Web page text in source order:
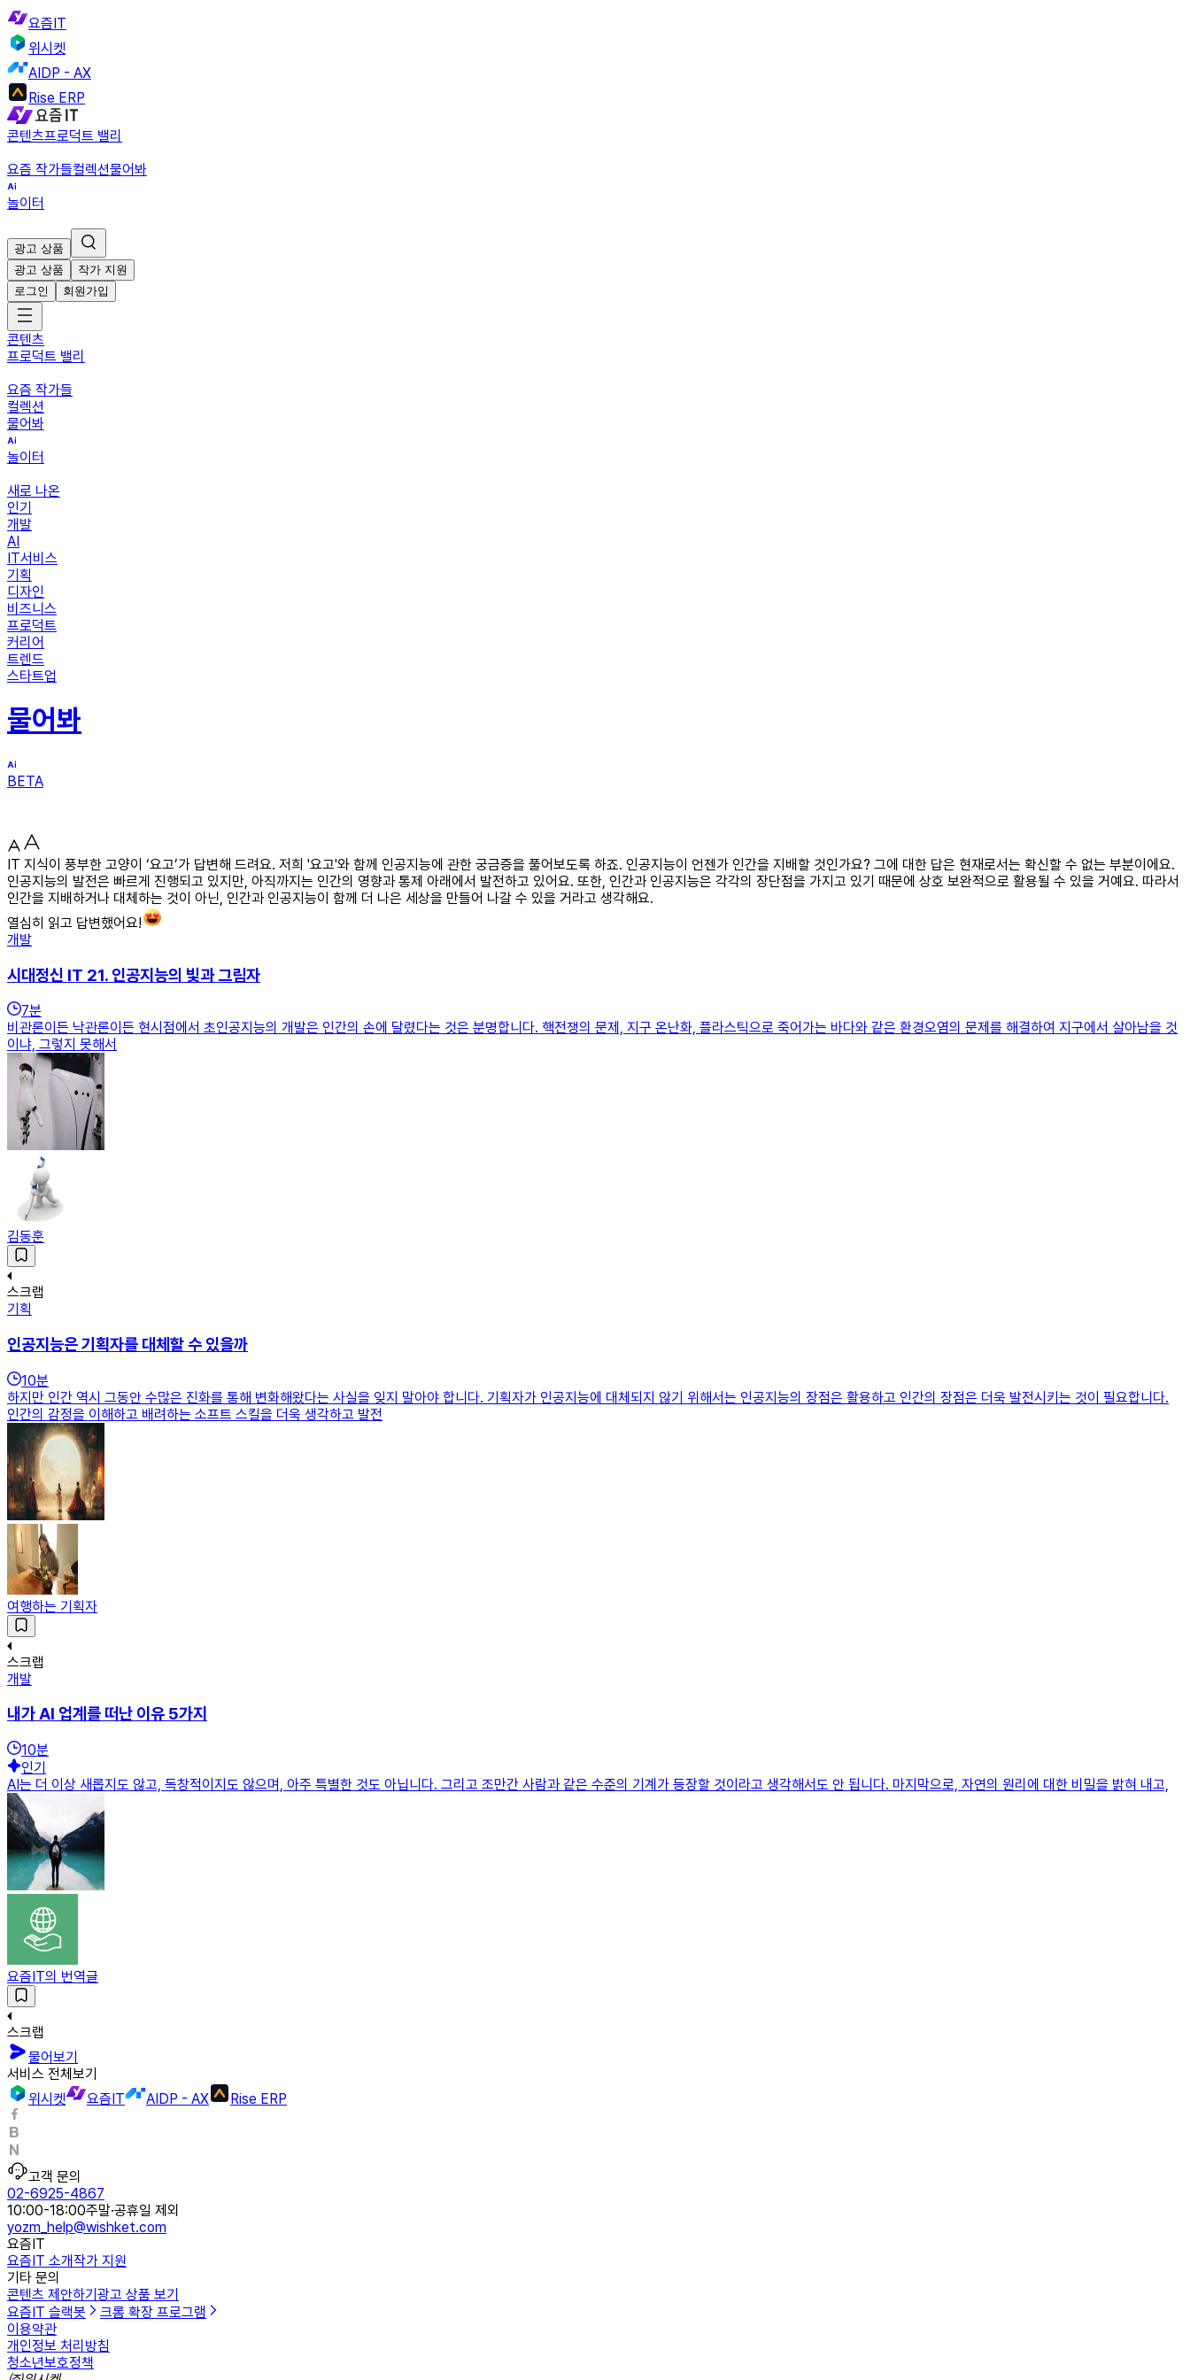
요즘IT
위시켓
AIDP - AX
Rise ERP
콘텐츠프로덕트 밸리
요즘 작가들컬렉션물어봐
놀이터
광고 상품
광고 상품
작가 지원
로그인
회원가입
콘텐츠
프로덕트 밸리
요즘 작가들
컬렉션
물어봐
놀이터
새로 나온
인기
개발
AI
IT서비스
기획
디자인
비즈니스
프로덕트
커리어
트렌드
스타트업
물어봐
BETA
IT 지식이 풍부한 고양이 ‘요고’가 답변해 드려요. 저희 '요고'와 함께 인공지능에 관한 궁금증을 풀어보도록 하죠. 인공지능이 언젠가 인간을 지배할 것인가요? 그에 대한 답은 현재로서는 확신할 수 없는 부분이에요.
인공지능의 발전은 빠르게 진행되고 있지만, 아직까지는 인간의 영향과 통제 아래에서 발전하고 있어요. 또한, 인간과 인공지능은 각각의 장단점을 가지고 있기 때문에 상호 보완적으로 활용될 수 있을 거예요. 따라서
인간을 지배하거나 대체하는 것이 아닌, 인간과 인공지능이 함께 더 나은 세상을 만들어 나갈 수 있을 거라고 생각해요.
열심히 읽고 답변했어요!
개발
시대정신 IT 21. 인공지능의 빛과 그림자
7분
비관론이든 낙관론이든 현시점에서 초인공지능의 개발은 인간의 손에 달렸다는 것은 분명합니다. 핵전쟁의 문제, 지구 온난화, 플라스틱으로 죽어가는 바다와 같은 환경오염의 문제를 해결하여 지구에서 살아남을 것
이냐, 그렇지 못해서
김동훈
스크랩
기획
인공지능은 기획자를 대체할 수 있을까
10분
하지만 인간 역시 그동안 수많은 진화를 통해 변화해왔다는 사실을 잊지 말아야 합니다. 기획자가 인공지능에 대체되지 않기 위해서는 인공지능의 장점은 활용하고 인간의 장점은 더욱 발전시키는 것이 필요합니다.
인간의 감정을 이해하고 배려하는 소프트 스킬을 더욱 생각하고 발전
여행하는 기획자
스크랩
개발
내가 AI 업계를 떠난 이유 5가지
10분
인기
AI는 더 이상 새롭지도 않고, 독창적이지도 않으며, 아주 특별한 것도 아닙니다. 그리고 조만간 사람과 같은 수준의 기계가 등장할 것이라고 생각해서도 안 됩니다. 마지막으로, 자연의 원리에 대한 비밀을 밝혀 내고,
요즘IT의 번역글
스크랩
물어보기
서비스 전체보기
위시켓
요즘IT AIDP - AX Rise ERP
고객 문의
02-6925-4867
10:00-18:00주말·공휴일 제외
yozm_help@wishket.com
요즘IT
요즘IT 소개작가 지원
기타 문의
콘텐츠 제안하기 광고 상품 보기
요즘IT 슬랙봇
크롬 확장 프로그램
이용약관
개인정보 처리방침
청소년보호정책